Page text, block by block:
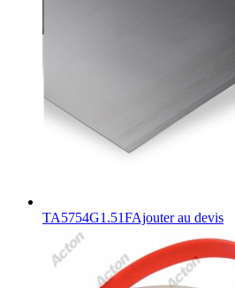
TA5754G1.51FAjouter au devis